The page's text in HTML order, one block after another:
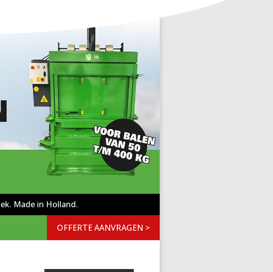
Made in Holland.
OFFERTE AANVRAGEN >